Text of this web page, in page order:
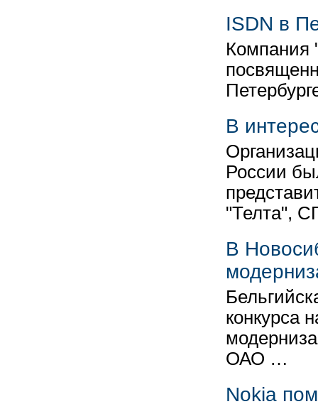
ISDN в
Компания
В
России
"Телта",
В
конкурса
ОАО …
Nokia